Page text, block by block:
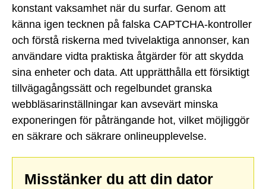
konstant vaksamhet när du surfar. Genom att
känna igen tecknen på falska CAPTCHA-kontroller
och förstå riskerna med tvivelaktiga annonser, kan
användare vidta praktiska åtgärder för att skydda
sina enheter och data. Att upprätthålla ett försiktigt
tillvägagångssätt och regelbundet granska
webbläsarinställningar kan avsevärt minska
exponeringen för påträngande hot, vilket möjliggör
en säkrare och säkrare onlineupplevelse.
Misstänker du att din dator